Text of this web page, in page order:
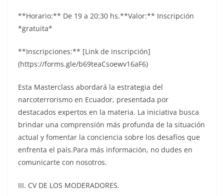
**Horario:** De 19 a 20:30 hs.**Valor:** Inscripción
*gratuita*
**Inscripciones:** [Link de inscripción]
(https://forms.gle/b69teaCsoewv16aF6)
Esta Masterclass abordará la estrategia del
narcoterrorismo en Ecuador, presentada por
destacados expertos en la materia. La iniciativa busca
brindar una comprensión más profunda de la situación
actual y fomentar la conciencia sobre los desafíos que
enfrenta el país.Para más información, no dudes en
comunicarte con nosotros.
III. CV DE LOS MODERADORES.